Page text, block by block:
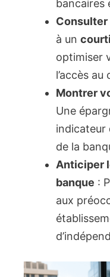
bancaires
à un
optimiser
l’accès au
Montrer
Une
indicateur
de la
Anticiper
banque :
aux